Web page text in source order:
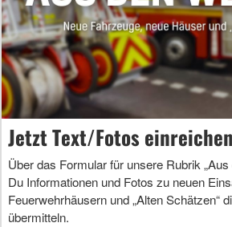
Jetzt Text/Fotos
Über das Formular für unsere Rubrik
Du Informationen und Fotos zu neuen
Feuerwehrhäusern und „Alten Schätzen“
übermitteln.